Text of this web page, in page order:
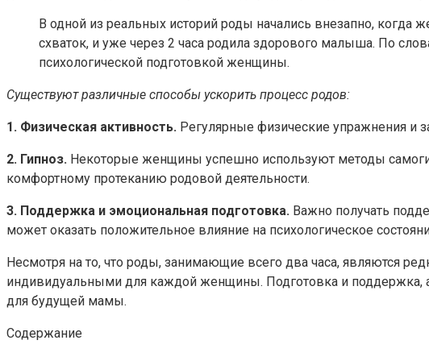
В одной из реальных историй роды начались внезапно, когда
схваток, и уже через 2 часа родила здорового малыша. По
психологической подготовкой женщины.
Существуют различные способы ускорить процесс родов:
1. Физическая активность. Регулярные физические упражнения и
2. Гипноз. Некоторые женщины успешно используют методы
комфортному протеканию родовой деятельности.
3. Поддержка и эмоциональная подготовка. Важно получать
может оказать положительное влияние на психологическое
Несмотря на то, что роды, занимающие всего два часа, являются
индивидуальными для каждой женщины. Подготовка и поддержка,
для будущей мамы.
Содержание